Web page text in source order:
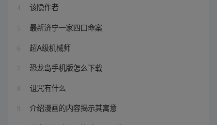
4 该隐作者
5 最新济宁一家四口命案
6 超A级机械师
7 恐龙岛手机版怎么下载
8 诅咒有什么
9 介绍漫画的内容揭示其寓意